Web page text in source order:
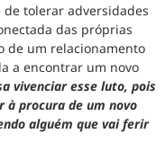
tolerar adversidades
das próprias
de um relacionamento
a encontrar um novo
vivenciar esse luto, pois
à procura de um novo
alguém que vai ferir